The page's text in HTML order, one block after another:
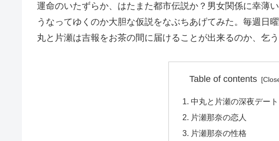
運命のいたずらか、はたまた都市伝説か？男女関係に幸薄
うなってゆくのか大胆な仮説をなぶちあげてみた。毎週日
丸と片瀬は吉報をお茶の間に届けることが出来るのか、乞う
Table of contents
中丸と片瀬の深夜デート
片瀬那奈の恋人
片瀬那奈の性格